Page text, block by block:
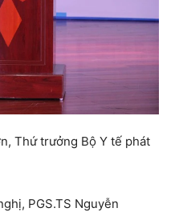
Thứ trưởng Bộ Y tế phát
PGS.TS Nguyễn